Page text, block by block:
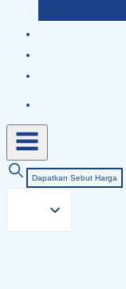
Dapatkan Sebut Harga